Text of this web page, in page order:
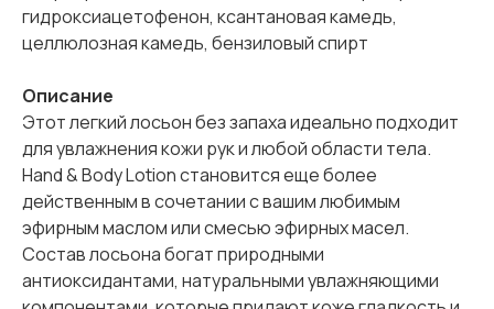
гидроксиацетофенон, ксантановая камедь,
целлюлозная камедь, бензиловый спирт
Описание
Этот легкий лосьон без запаха идеально подходит
для увлажнения кожи рук и любой области тела.
Hand & Body Lotion становится еще более
действенным в сочетании с вашим любимым
эфирным маслом или смесью эфирных масел.
Состав лосьона богат природными
антиоксидантами, натуральными увлажняющими